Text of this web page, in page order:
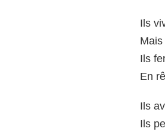
Ils
Ils
En
Ils
Ils